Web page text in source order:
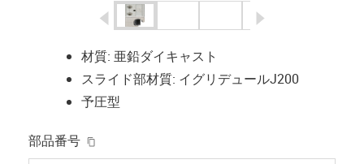
igus-icon-arrow-left
材質: 亜鉛ダイキャスト
スライド部材質: イグリデュールJ200
予圧型
部品番号